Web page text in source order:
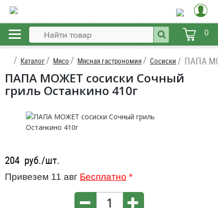
0
Каталог Мясо Мясная гастрономия Сосиски ПАПА
ПАПА МОЖЕТ сосиски Сочный
гриль Останкино 410г
204 руб./шт.
Привезем 11 авг Бесплатно *